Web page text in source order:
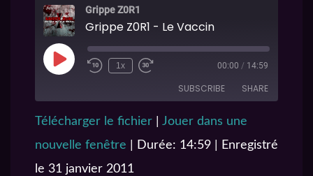
Grippe Z0R1
Grippe Z0R1 - Le Vaccin
1x 00:00 / 14:59
SUBSCRIBE SHARE
LINK
Télécharger le fichier
Jouer dans une
nouvelle fenêtre
Durée: 14:59
Enregistré
le 31 janvier 2011